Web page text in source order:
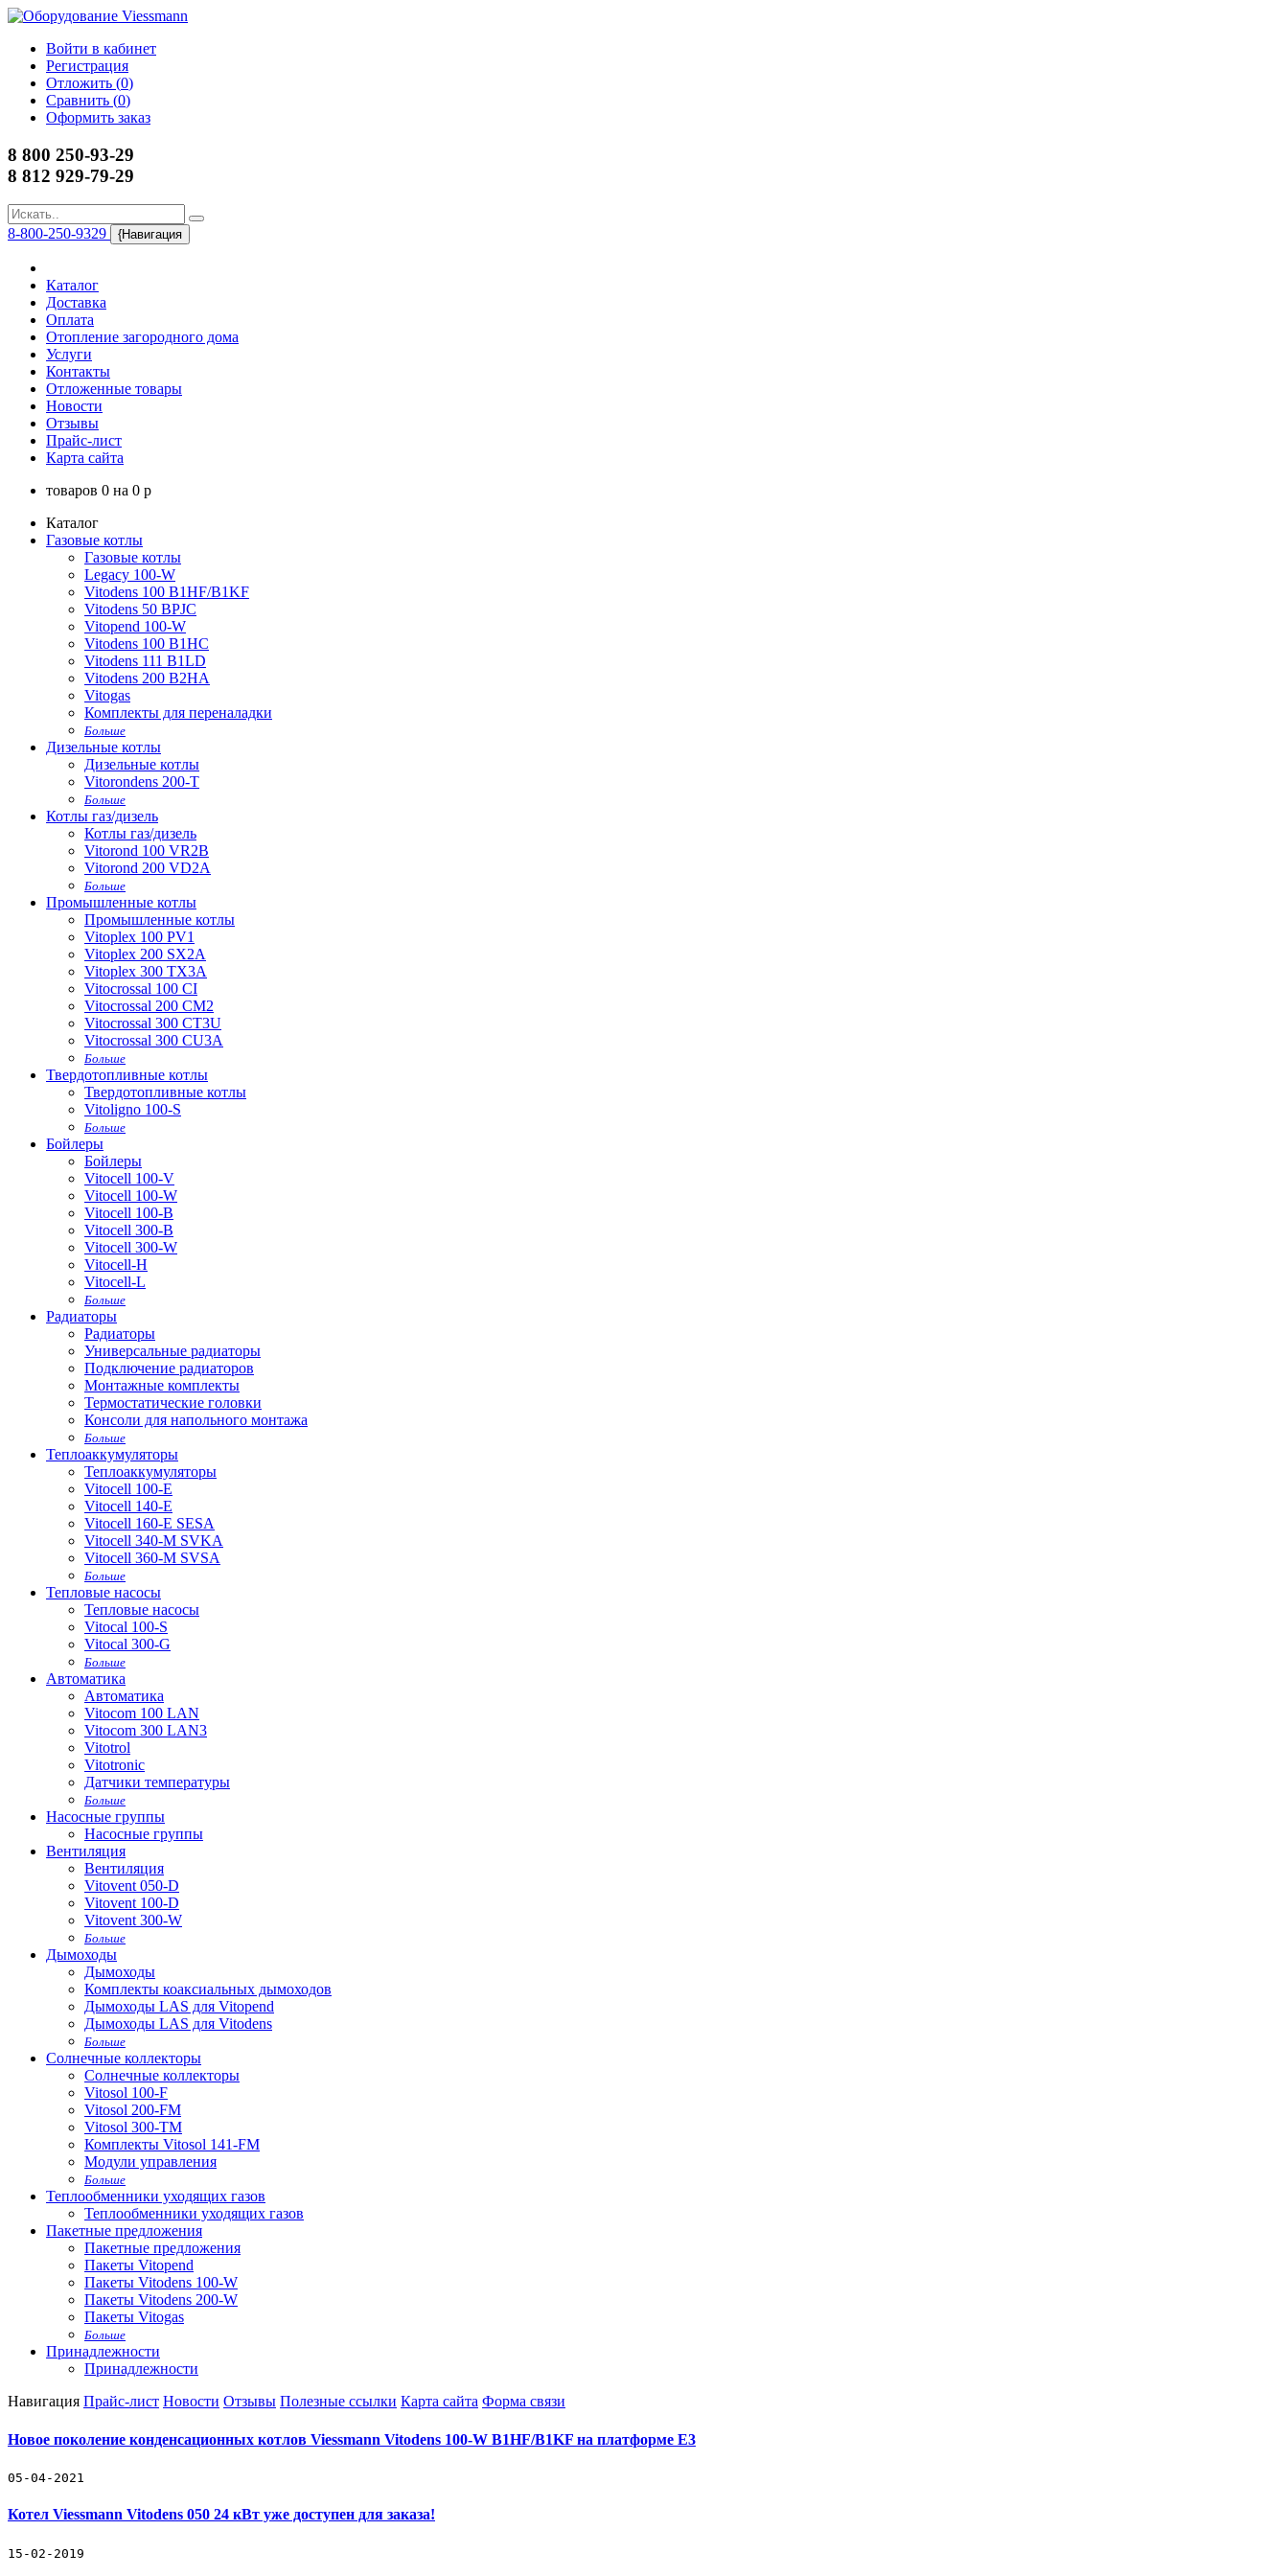
Войти в кабинет
Регистрация
Отложить (0)
Сравнить (0)
Оформить заказ
8 800 250-93-29
8 812 929-79-29
8-800-250-9329 {Навигация
Каталог
Доставка
Оплата
Отопление загородного дома
Услуги
Контакты
Отложенные товары
Новости
Отзывы
Прайс-лист
Карта сайта
товаров 0 на 0 p
Каталог
Газовые котлы
Газовые котлы
Legacy 100-W
Vitodens 100 B1HF/B1KF
Vitodens 50 BPJC
Vitopend 100-W
Vitodens 100 B1HC
Vitodens 111 B1LD
Vitodens 200 B2HA
Vitogas
Комплекты для переналадки
Больше
Дизельные котлы
Дизельные котлы
Vitorondens 200-T
Больше
Котлы газ/дизель
Котлы газ/дизель
Vitorond 100 VR2B
Vitorond 200 VD2A
Больше
Промышленные котлы
Промышленные котлы
Vitoplex 100 PV1
Vitoplex 200 SX2A
Vitoplex 300 TX3A
Vitocrossal 100 CI
Vitocrossal 200 CM2
Vitocrossal 300 CT3U
Vitocrossal 300 CU3A
Больше
Твердотопливные котлы
Твердотопливные котлы
Vitoligno 100-S
Больше
Бойлеры
Бойлеры
Vitocell 100-V
Vitocell 100-W
Vitocell 100-B
Vitocell 300-B
Vitocell 300-W
Vitocell-H
Vitocell-L
Больше
Радиаторы
Радиаторы
Универсальные радиаторы
Подключение радиаторов
Монтажные комплекты
Термостатические головки
Консоли для напольного монтажа
Больше
Теплоаккумуляторы
Теплоаккумуляторы
Vitocell 100-E
Vitocell 140-E
Vitocell 160-E SESA
Vitocell 340-M SVKA
Vitocell 360-M SVSA
Больше
Тепловые насосы
Тепловые насосы
Vitocal 100-S
Vitocal 300-G
Больше
Автоматика
Автоматика
Vitocom 100 LAN
Vitocom 300 LAN3
Vitotrol
Vitotronic
Датчики температуры
Больше
Насосные группы
Насосные группы
Вентиляция
Вентиляция
Vitovent 050-D
Vitovent 100-D
Vitovent 300-W
Больше
Дымоходы
Дымоходы
Комплекты коаксиальных дымоходов
Дымоходы LAS для Vitopend
Дымоходы LAS для Vitodens
Больше
Солнечные коллекторы
Солнечные коллекторы
Vitosol 100-F
Vitosol 200-FM
Vitosol 300-TM
Комплекты Vitosol 141-FM
Модули управления
Больше
Теплообменники уходящих газов
Теплообменники уходящих газов
Пакетные предложения
Пакетные предложения
Пакеты Vitopend
Пакеты Vitodens 100-W
Пакеты Vitodens 200-W
Пакеты Vitogas
Больше
Принадлежности
Принадлежности
Навигация Прайс-лист Новости Отзывы Полезные ссылки Карта сайта Форма связи
Новое поколение конденсационных котлов Viessmann Vitodens 100-W B1HF/B1KF на платформе Е3
05-04-2021
Котел Viessmann Vitodens 050 24 кВт уже доступен для заказа!
15-02-2019